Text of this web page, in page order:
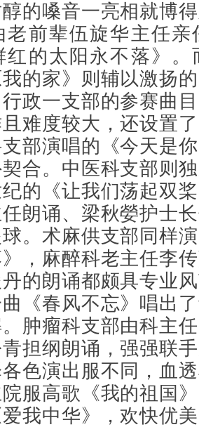
的嗓音一亮相就博
老前辈伍旋华主任亲
红的太阳永不落》
我的家》则辅以激扬
政一支部的参赛曲
难度较大，还设置
部演唱的《今天是
合。中医科支部则
的《让我们荡起双
朗诵、梁秋嫈护士
。术麻供支部同样
，麻醉科老主任李
的朗诵都颇具专业
《春风不忘》唱出
肿瘤科支部由科主
担纲朗诵，强强联
色演出服不同，血
服高歌《我的祖国
我中华》，欢快优